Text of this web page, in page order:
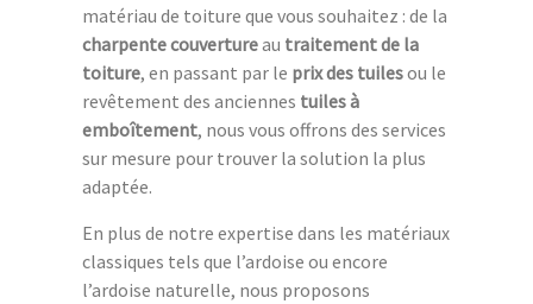
matériau de toiture que vous souhaitez : de la
charpente couvertureau traitement de la
toiture, en passant par le prix des tuilesou le
revêtement des anciennes tuiles à
emboîtement, nous vous offrons des services
sur mesure pour trouver la solution la plus
adaptée.
En plus de notre expertise dans les matériaux
classiques tels que l’ardoise ou encore
l’ardoise naturelle, nous proposons